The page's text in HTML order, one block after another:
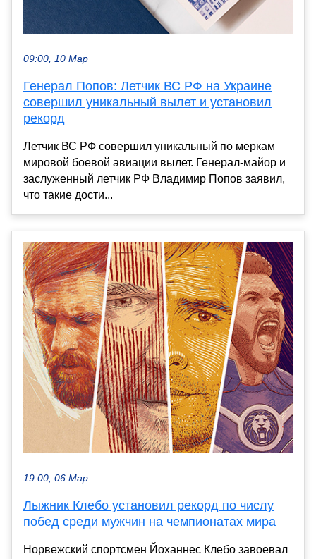
09:00, 10 Мар
Генерал Попов: Летчик ВС РФ на Украине
совершил уникальный вылет и установил
рекорд
Летчик ВС РФ совершил уникальный по меркам
мировой боевой авиации вылет. Генерал-майор и
заслуженный летчик РФ Владимир Попов заявил,
что такие дости...
19:00, 06 Мар
Лыжник Клебо установил рекорд по числу
побед среди мужчин на чемпионатах мира
Норвежский спортсмен Йоханнес Клебо завоевал